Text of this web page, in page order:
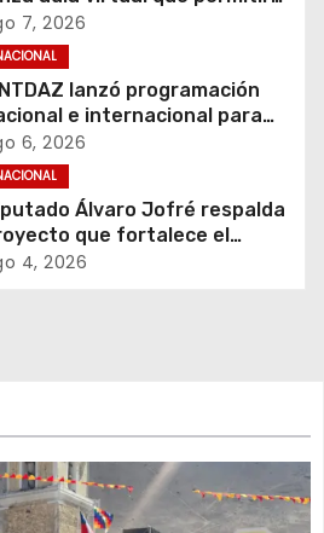
la educación tributaria
de personas y
de todo Chile
7, 2026
lanzó programación
e internacional para
sus 19 años
6, 2026
Álvaro Jofré respalda
que fortalece el
de identidad durante
4, 2026